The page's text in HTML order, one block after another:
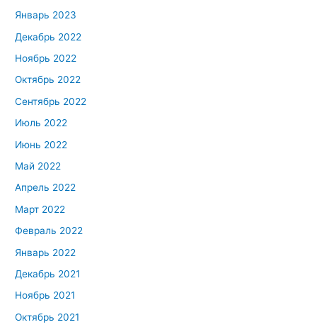
Январь 2023
Декабрь 2022
Ноябрь 2022
Октябрь 2022
Сентябрь 2022
Июль 2022
Июнь 2022
Май 2022
Апрель 2022
Март 2022
Февраль 2022
Январь 2022
Декабрь 2021
Ноябрь 2021
Октябрь 2021